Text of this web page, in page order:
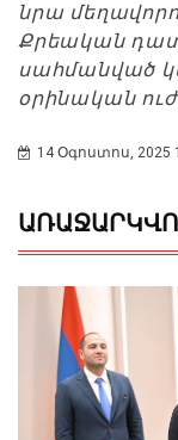
նրա
Քրեական
սահմանված
օրինական
14 Օգոստոս, 2025